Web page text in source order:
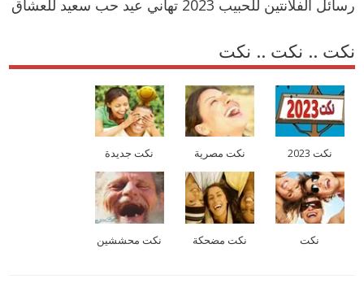
رسائل الفلانتين للحبيب 2023 تهاني عيد حب سعيد للعشاق
نكت .. نكت .. نكت
نكت 2023 نكت مصرية نكت جديدة
نكت نكت مضحكة نكت محششين